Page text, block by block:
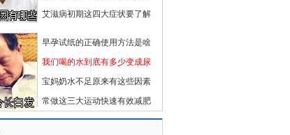
艾滋病初期这四大症状要了解
早孕试纸的正确使用方法是啥
我们喝的水到底有多少变成尿
宝妈奶水不足原来有这些因素
常做这三大运动快速有效减肥